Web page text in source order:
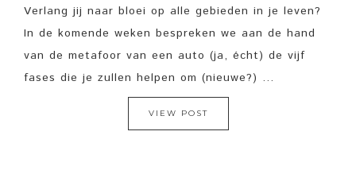
Verlang jij naar bloei op alle gebieden in je leven?
In de komende weken bespreken we aan de hand
van de metafoor van een auto (ja, écht) de vijf
fases die je zullen helpen om (nieuwe?) ...
VIEW POST